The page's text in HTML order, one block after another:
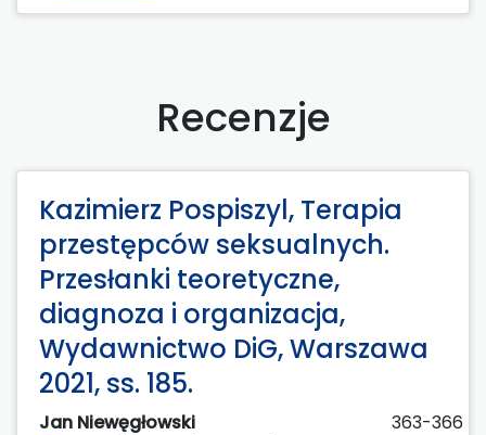
Recenzje
Kazimierz Pospiszyl, Terapia
przestępców seksualnych.
Przesłanki teoretyczne,
diagnoza i organizacja,
Wydawnictwo DiG, Warszawa
2021, ss. 185.
Jan Niewęgłowski
363-366